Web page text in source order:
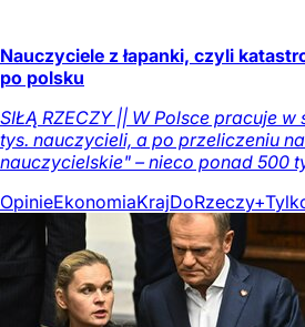
Nauczyciele z łapanki, czyli
po polsku
SIŁĄ RZECZY || W Polsce pracuje
tys. nauczycieli, a po przeliczeniu
nauczycielskie" – nieco ponad 500
OpinieEkonomiaKrajDoRzeczy+